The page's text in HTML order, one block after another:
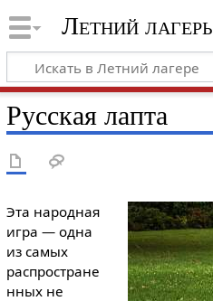
Летний лагерь
Русская лапта
Эта народная
игра — одна
из самых
распростране
нных не